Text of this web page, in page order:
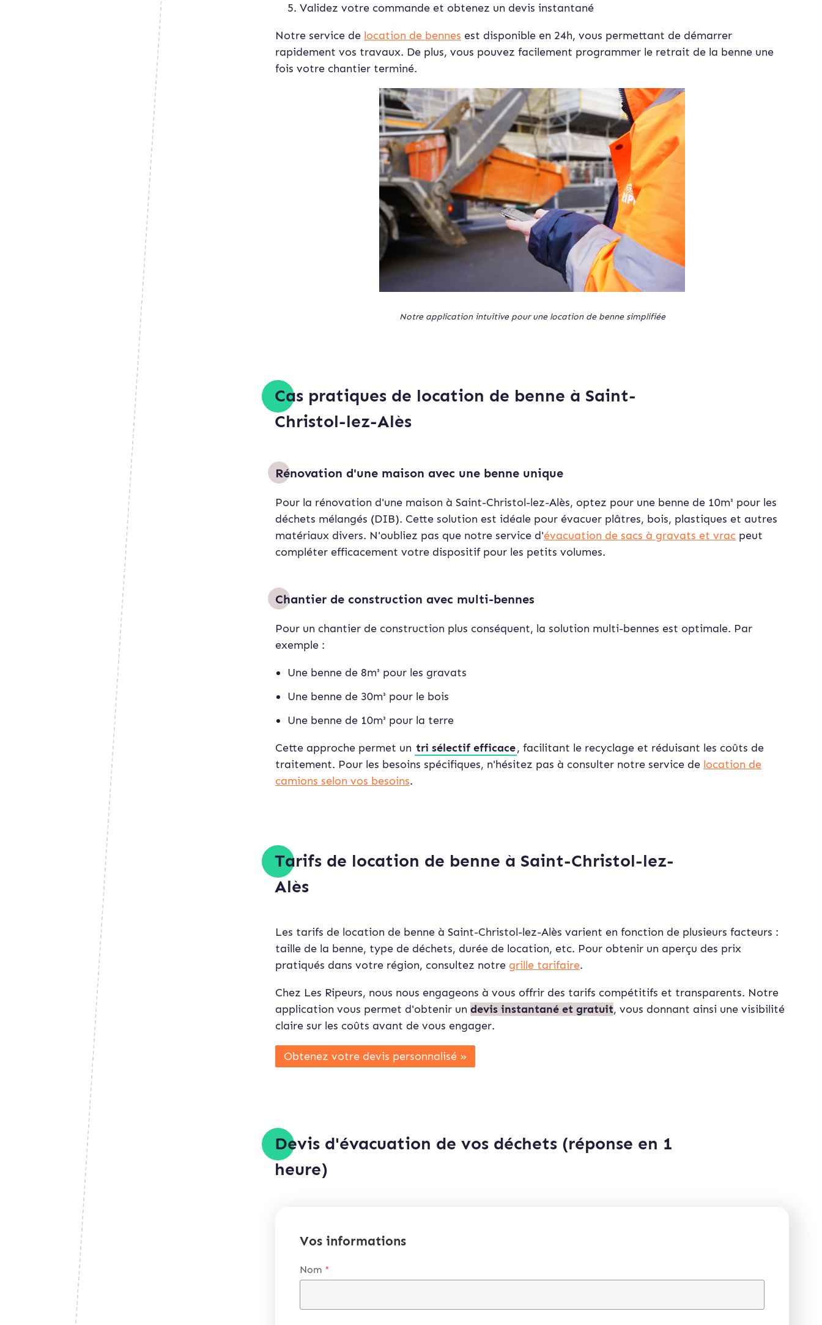
Validez votre commande et obtenez un devis instantané
Notre service de location de bennes est disponible en 24h, vous permettant de démarrer
rapidement vos travaux. De plus, vous pouvez facilement programmer le retrait de la benne une
fois votre chantier terminé.
Notre application intuitive pour une location de benne simplifiée
Cas pratiques de location de benne à Saint-
Christol-lez-Alès
Rénovation d'une maison avec une benne unique
Pour la rénovation d'une maison à Saint-Christol-lez-Alès, optez pour une benne de 10m³ pour les
déchets mélangés (DIB). Cette solution est idéale pour évacuer plâtres, bois, plastiques et autres
matériaux divers. N'oubliez pas que notre service d'évacuation de sacs à gravats et vrac peut
compléter efficacement votre dispositif pour les petits volumes.
Chantier de construction avec multi-bennes
Pour un chantier de construction plus conséquent, la solution multi-bennes est optimale. Par
exemple :
Une benne de 8m³ pour les gravats
Une benne de 30m³ pour le bois
Une benne de 10m³ pour la terre
Cette approche permet un tri sélectif efficace, facilitant le recyclage et réduisant les coûts de
traitement. Pour les besoins spécifiques, n'hésitez pas à consulter notre service de location de
camions selon vos besoins.
Tarifs de location de benne à Saint-Christol-lez-
Alès
Les tarifs de location de benne à Saint-Christol-lez-Alès varient en fonction de plusieurs facteurs :
taille de la benne, type de déchets, durée de location, etc. Pour obtenir un aperçu des prix
pratiqués dans votre région, consultez notre grille tarifaire.
Chez Les Ripeurs, nous nous engageons à vous offrir des tarifs compétitifs et transparents. Notre
application vous permet d'obtenir un devis instantané et gratuit, vous donnant ainsi une visibilité
claire sur les coûts avant de vous engager.
Obtenez votre devis personnalisé »
Devis d'évacuation de vos déchets (réponse en 1
heure)
Vos informations
Nom *